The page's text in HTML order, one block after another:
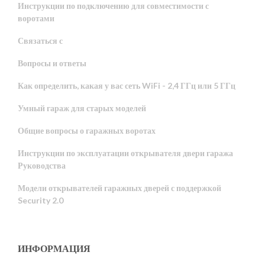
Инструкции по подключению для совместимости с
воротами
Связаться с
Вопросы и ответы
Как определить, какая у вас сеть WiFi - 2,4 ГГц или 5 ГГц
Умный гараж для старых моделей
Общие вопросы о гаражных воротах
Инструкции по эксплуатации открывателя двери гаража
Руководства
Модели открывателей гаражных дверей с поддержкой
Security 2.0
ИНФОРМАЦИЯ